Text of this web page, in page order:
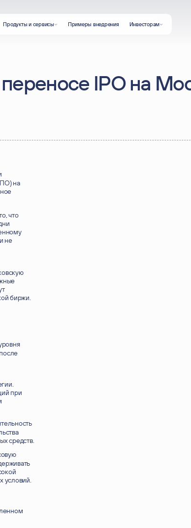
Продукты и сервисы Примеры внедрения
Инвесторам
Корпоративное обучение
Примеры внедрения
переносе IPO на
на
что
не
биржи.
при
средств.
условий.